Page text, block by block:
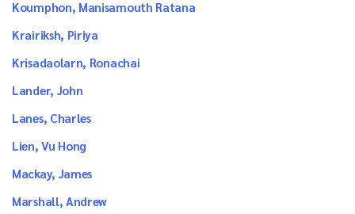
Koumphon, Manisamouth Ratana
Krairiksh, Piriya
Krisadaolarn, Ronachai
Lander, John
Lanes, Charles
Lien, Vu Hong
Mackay, James
Marshall, Andrew